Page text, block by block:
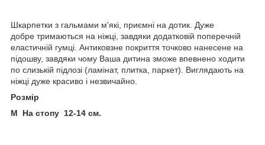
Шкарпетки з гальмами м'які, приємні на дотик. Дуже
добре тримаються на ніжці, завдяки додатковій поперечній
еластичній гумці. Антиковзне покриття точково нанесене на
підошву, завдяки чому Ваша дитина зможе впевнено ходити
по слизькій підлозі (ламінат, плитка, паркет). Виглядають на
ніжці дуже красиво і незвичайно.
Розмір
М На стопу 12-14 см.